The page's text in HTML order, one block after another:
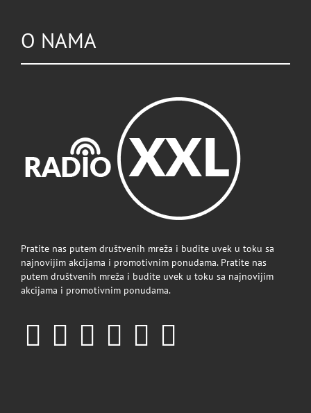
O NAMA
Pratite nas putem društvenih mreža i budite uvek u toku sa
najnovijim akcijama i promotivnim ponudama. Pratite nas
putem društvenih mreža i budite uvek u toku sa najnovijim
akcijama i promotivnim ponudama.